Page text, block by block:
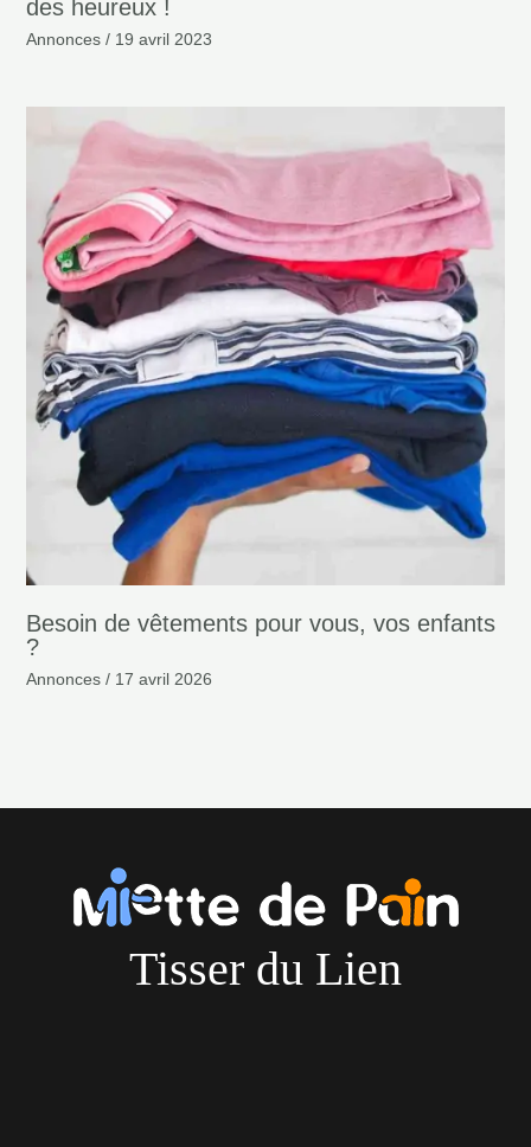
des heureux !
Annonces / 19 avril 2023
Besoin de vêtements pour vous, vos enfants
?
Annonces / 17 avril 2026
Tisser du Lien